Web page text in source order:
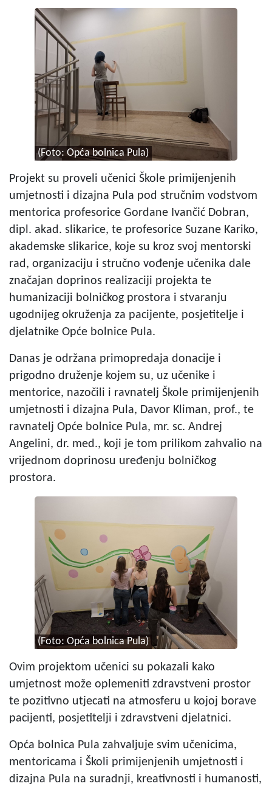
(Foto: Opća bolnica Pula)
Projekt su proveli učenici Škole primijenjenih
umjetnosti i dizajna Pula pod stručnim vodstvom
mentorica profesorice Gordane Ivančić Dobran,
dipl. akad. slikarice, te profesorice Suzane Kariko,
akademske slikarice, koje su kroz svoj mentorski
rad, organizaciju i stručno vođenje učenika dale
značajan doprinos realizaciji projekta te
humanizaciji bolničkog prostora i stvaranju
ugodnijeg okruženja za pacijente, posjetitelje i
djelatnike Opće bolnice Pula.
Danas je održana primopredaja donacije i
prigodno druženje kojem su, uz učenike i
mentorice, nazočili i ravnatelj Škole primijenjenih
umjetnosti i dizajna Pula, Davor Kliman, prof., te
ravnatelj Opće bolnice Pula, mr. sc. Andrej
Angelini, dr. med., koji je tom prilikom zahvalio na
vrijednom doprinosu uređenju bolničkog
prostora.
(Foto: Opća bolnica Pula)
Ovim projektom učenici su pokazali kako
umjetnost može oplemeniti zdravstveni prostor
te pozitivno utjecati na atmosferu u kojoj borave
pacijenti, posjetitelji i zdravstveni djelatnici.
Opća bolnica Pula zahvaljuje svim učenicima,
mentoricama i Školi primijenjenih umjetnosti i
dizajna Pula na suradnji, kreativnosti i humanosti,